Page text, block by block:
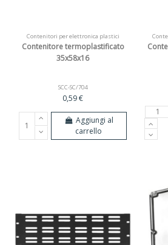
Contenitori per elettronica plastici
Contenitore termoplastificato
35x58x16
SCC-SC/704
0,59 €
Aggiungi al
carrello